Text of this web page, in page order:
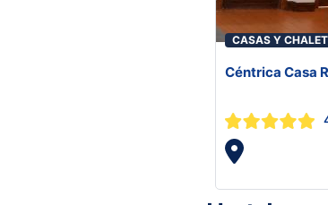
CASAS Y
Céntrica Casa